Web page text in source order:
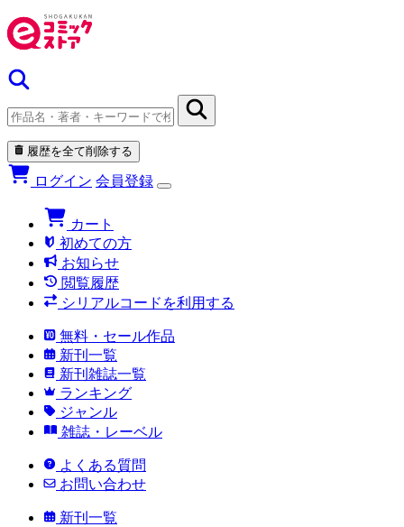
履歴を全て削除する
ログイン 会員登録
カート
初めての方
お知らせ
閲覧履歴
シリアルコードを利用する
無料・セール作品
新刊一覧
新刊雑誌一覧
ランキング
ジャンル
雑誌・レーベル
よくある質問
お問い合わせ
新刊一覧